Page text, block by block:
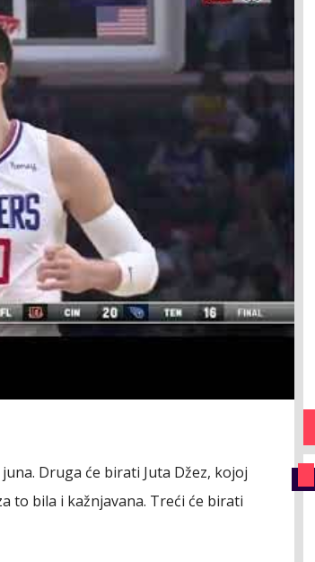
Druga će birati Juta Džez, kojoj
to bila i kažnjavana. Treći će birati